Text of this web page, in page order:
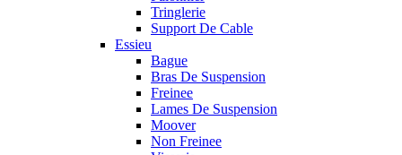
Tringlerie
Support De Cable
Essieu
Bague
Bras De Suspension
Freinee
Lames De Suspension
Moover
Non Freinee